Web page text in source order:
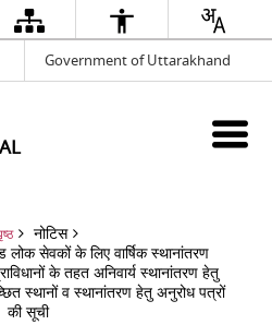
Government of Uttarakhand
नोटिस
लोक सेवकों के लिए वार्षिक स्थानांतरण
के तहत अनिवार्य स्थानांतरण हेतु
स्थानों व स्थानांतरण हेतु अनुरोध पत्रों
की सूची